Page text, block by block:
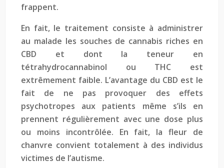
frappent.
En fait, le traitement consiste à administrer
au malade les souches de cannabis riches en
CBD et dont la teneur en
tétrahydrocannabinol ou THC est
extrêmement faible. L’avantage du CBD est le
fait de ne pas provoquer des effets
psychotropes aux patients même s’ils en
prennent régulièrement avec une dose plus
ou moins incontrôlée. En fait, la fleur de
chanvre convient totalement à des individus
victimes de l’autisme.